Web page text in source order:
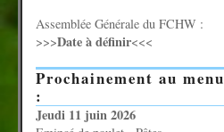
Assemblée Générale du FCHW :
>>>Date à définir<<<
Prochainement au menu
:
Jeudi 11 juin 2026